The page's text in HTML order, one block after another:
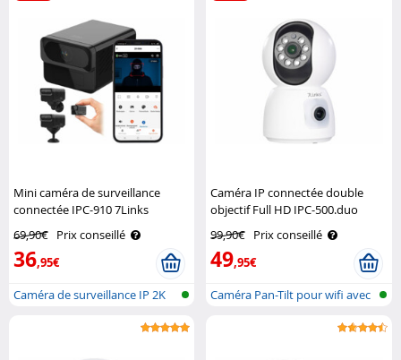
Mini caméra de surveillance
connectée IPC-910 7Links
69,90€ Prix conseillé
36,95€
Caméra de surveillance IP 2K
Caméra IP connectée double
objectif Full HD IPC-500.duo
99,90€ Prix conseillé
49,95€
Caméra Pan-Tilt pour wifi avec